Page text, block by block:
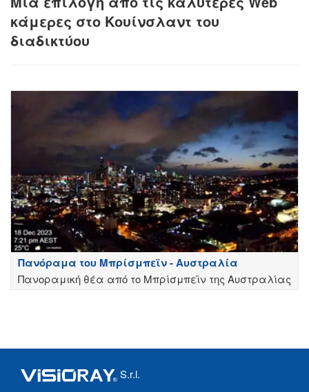
κάμερες στο Κουίνσλαντ του
διαδικτύου
Πανόραμα του Μπρίσμπεϊν - Αυστραλία
Πανοραμική θέα από το Μπρίσμπεϊν της Αυστραλίας
S.r.l.